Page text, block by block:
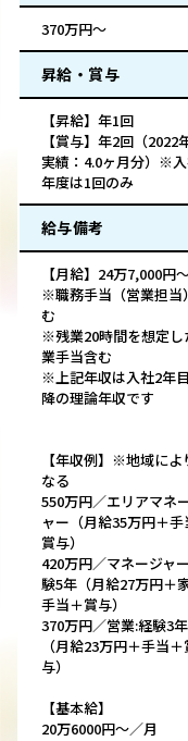
370万円～
昇給・賞与
【昇給】年1回
【賞与】年2回（2022
実績：4.0ヶ月分）※
年度は1回のみ
給与備考
【月給】24万7,000円
※職務手当（営業担当
む
※残業20時間を想定し
業手当含む
※上記年収は入社2年
降の理論年収です
【年収例】※地域によ
なる
550万円／エリアマネ
ャー（月給35万円＋手
賞与）
420万円／マネージャ
験5年（月給27万円＋
手当＋賞与）
370万円／営業:経験3年
（月給23万円＋手当＋
与）
【基本給】
20万6000円～／月